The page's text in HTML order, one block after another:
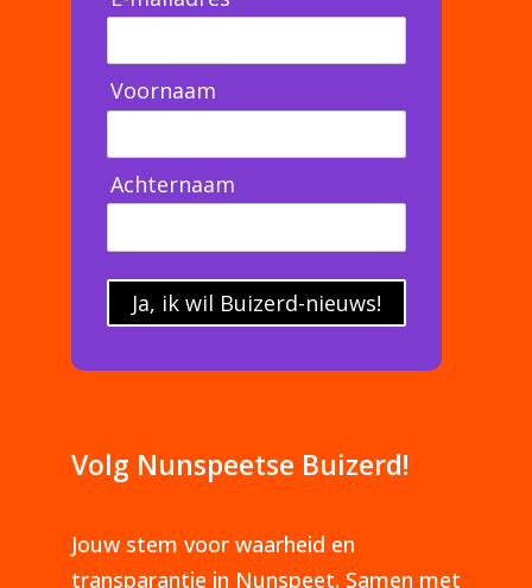
Voornaam
Achternaam
Ja, ik wil Buizerd-nieuws!
Volg Nunspeetse Buizerd!
Jouw stem voor waarheid en
transparantie in Nunspeet. Samen met